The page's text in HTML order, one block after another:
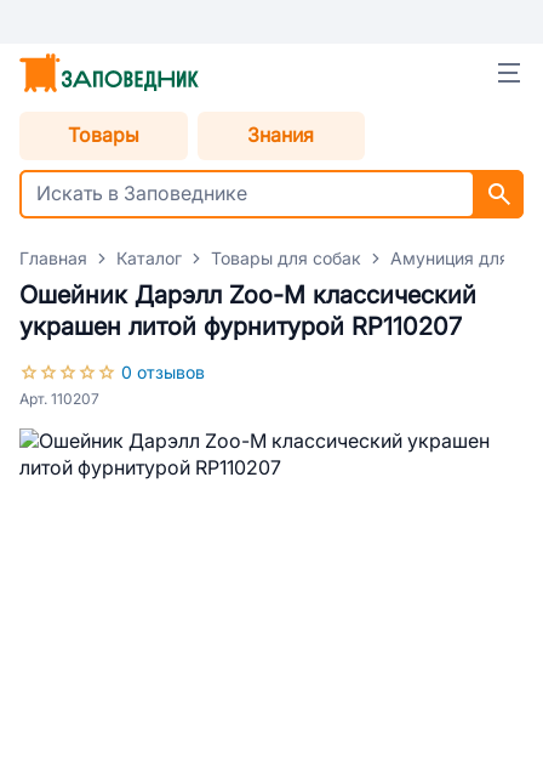
Товары Знания
Главная Каталог Товары для собак Амуниция для
Ошейник Дарэлл Zoo-M классический
украшен литой фурнитурой RP110207
0 отзывов
Арт. 110207